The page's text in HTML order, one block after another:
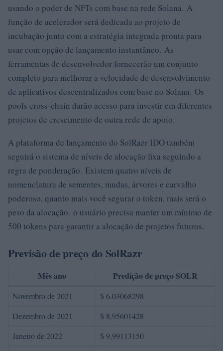
usando o poder de NFTs com base na rede Solana. A
função de acelerador será dedicada ao projeto de
incubação junto com a estratégia integrada pronta para
usar com opção de lançamento instantâneo. As
ferramentas de desenvolvedor fornecerão um conjunto
completo para melhorar a velocidade de desenvolvimento
de aplicativos descentralizados com base no Solana. Os
pools cross-chain darão acesso para investir em diferentes
projetos de crescimento de outra rede de apoio.
A plataforma de lançamento do SolRazr IDO também
seguirá o sistema de níveis de alocação fixa seguindo a
regra de ponderação. Existem quatro níveis de
nomenclatura de sementes, mudas, árvores e carvalho
poderoso, quanto mais você segurar o token, mais será o
peso da alocação. o usuário precisa manter um mínimo de
500 tokens para garantir a alocação de projetos futuros.
Previsão de preço do SolRazr
Mês ano Predição de preço SOLR
Novembro de 2021
$ 6.03068298
Dezembro de 2021
$ 8,95601428
Janeiro de 2022
$ 9,99113150